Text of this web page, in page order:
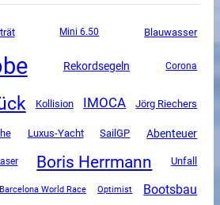
Mini 6.50 Blauwasser
Rekordsegeln Corona
Kollision IMOCA Jörg Riechers
Luxus-Yacht SailGP Abenteuer
Boris Herrmann Unfall
Barcelona World Race Optimist Bootsbau